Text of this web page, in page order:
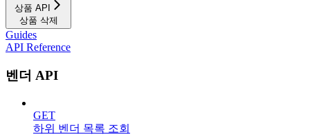
상품 API
상품 삭제
Guides
API Reference
벤더 API
GET
하위 벤더 목록 조회